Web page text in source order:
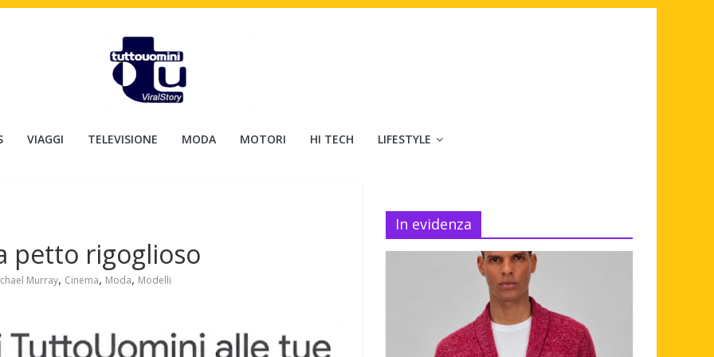
VIAGGI TELEVISIONE MODA MOTORI HI TECH LIFESTYLE
petto rigoglioso
Murray, Cinema, Moda, Modelli
In evidenza